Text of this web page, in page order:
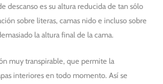
descanso es su altura reducida de tan sólo
sobre literas, camas nido e incluso sobre
la altura final de la cama.
muy transpirable, que permite la
interiores en todo momento. Así se